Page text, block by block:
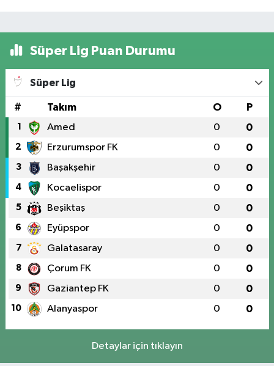
Süper Lig Puan Durumu
Süper Lig
# Takım O P
1 Amed 0 0
2 Erzurumspor FK 0 0
3 Başakşehir 0 0
4 Kocaelispor 0 0
5 Beşiktaş 0 0
6 Eyüpspor 0 0
7 Galatasaray 0 0
8 Çorum FK 0 0
9 Gaziantep FK 0 0
10 Alanyaspor 0 0
Detaylar için tıklayın